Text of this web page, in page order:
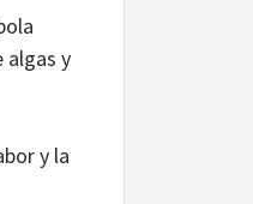
algas y
y la